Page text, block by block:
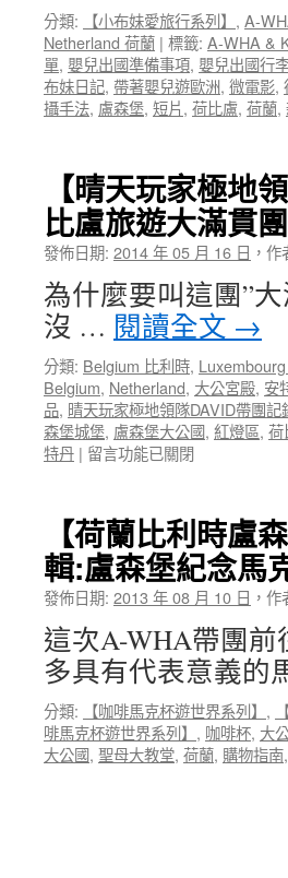
分類: 【小布妹愛旅行系列】 , A-
Netherland 荷蘭 | 標籤: A-WHA &
單, 嬰兒出國準備事項, 嬰兒出國行
布妹日記, 帶著嬰兒遊歐洲, 微電影,
攝手法, 盧森堡, 短片, 荷比盧, 荷蘭,
【晴天玩家極地
比盧旅遊大滿貫
發佈日期: 2014 年 05 月 16 日 ， 作
為什麼要叫這團”
沒 … 閱讀全文 →
分類: Belgium 比利時,
Belgium, Netherland, 大公宮殿, 安
品, 晴天玩家極地領隊DAVID帶團記
森堡城堡, 盧森堡大公國, 紅燈區, 荷
特丹 | 在
玩
家
極
地
領
隊
DAVID
帶
團
記
錄
帶
留言功能已關閉
【荷蘭比利時盧
輯:盧森堡紀念馬
發佈日期: 2013 年 08 月 10 日 ， 作
這次A-WHA帶團
多具有代表意義的
分類: 【咖啡馬克杯遊世界系列】 ,
啡馬克杯遊世界系列】 , 咖啡杯, 大
大公國, 聖母大教堂, 荷蘭, 購物指南,